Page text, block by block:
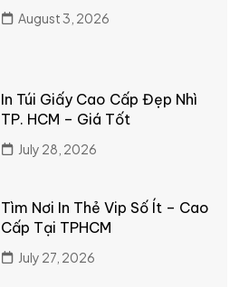
August 3, 2026
In Túi Giấy Cao Cấp Đẹp Nhì
TP. HCM – Giá Tốt
July 28, 2026
Tìm Nơi In Thẻ Vip Số Ít – Cao
Cấp Tại TPHCM
July 27, 2026